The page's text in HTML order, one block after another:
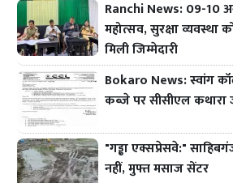
Ranchi News: 09-10
महोत्सव, सुरक्षा व्यवस्था
मिली जिम्मेदारी
Bokaro News: स्वांग
कब्जे पर सीसीएल
"गड्ढा एक्सप्रेसवे:"
नहीं, मुफ्त मसाज सेंटर